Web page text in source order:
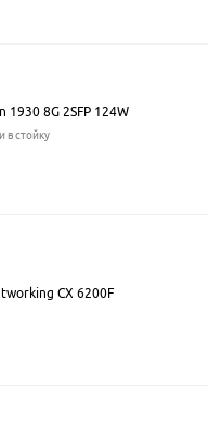
1930 8G 2SFP 124W
в стойку
CX 6200F